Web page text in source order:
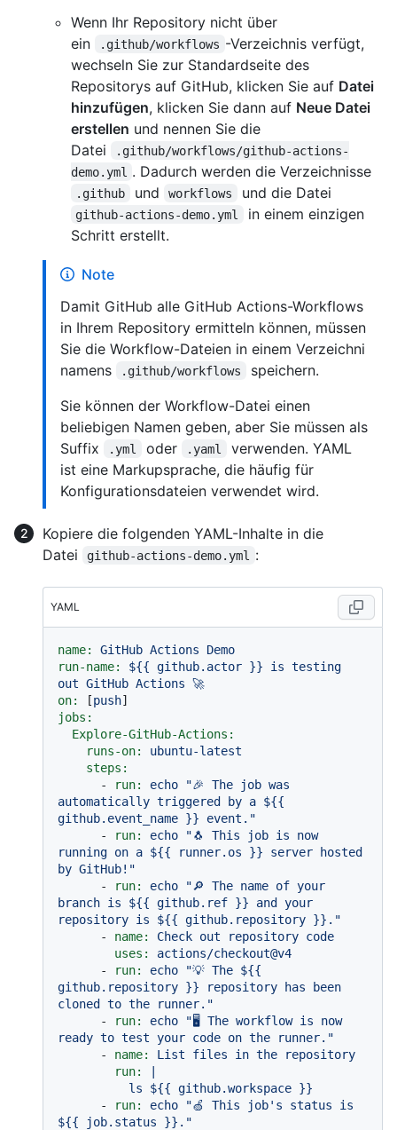
Wenn Ihr Repository nicht über
ein
.github/workflows -Verzeichnis verfügt,
wechseln Sie zur Standardseite des
Repositorys auf GitHub, klicken Sie auf Datei
hinzufügen, klicken Sie dann auf Neue Datei
erstellen und nennen Sie die
Datei
.github/workflows/github-actions-
demo.yml . Dadurch werden die Verzeichnisse
.github und workflows und die Datei
github-actions-demo.yml
in einem einzigen
Schritt erstellt.
Note
Damit GitHub alle GitHub Actions-Workflows
in Ihrem Repository ermitteln können, müssen
Sie die Workflow-Dateien in einem Verzeichni
namens
.github/workflows
speichern.
Sie können der Workflow-Datei einen
beliebigen Namen geben, aber Sie müssen als
Suffix
.yml oder .yaml
verwenden. YAML
ist eine Markupsprache, die häufig für
Konfigurationsdateien verwendet wird.
Kopiere die folgenden YAML-Inhalte in die
Datei
github-actions-demo.yml :
YAML
name: GitHub Actions
Demo
run-name:
${{ github.actor }} is testing
out GitHub Actions 🚀
on:
[push
jobs:
Explore-GitHub-Actions:
runs-on:
ubuntu-latest
steps:
-
run: echo
"🎉 The job was
automatically triggered by a ${{
github.event_name }} event."
-
run: echo
"🐧 This job is now
running on a ${{ runner.os }} server hosted
by GitHub!"
-
run: echo
"🔎 The name of your
branch is ${{ github.ref }} and your
repository is ${{ github.repository }} ."
-
name: Check out repository code
uses:
actions/checkout@v4
-
run: echo "💡 The ${{
github.repository }} repository has been
cloned to the runner."
-
run: echo
"🖥️ The workflow is now
ready to test your code on the runner."
-
name: List files in the
repository
run:
|
-
run: echo
"🍏 This job's status is
${{ job.status }} ."